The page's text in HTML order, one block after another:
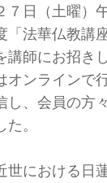
７日（土曜）
「法華仏教講
講師にお招き
オンラインで
し、会員の方
。
世における日